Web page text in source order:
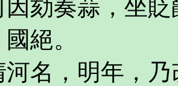
因劾奏蒜，坐
絕。
河名，明年，